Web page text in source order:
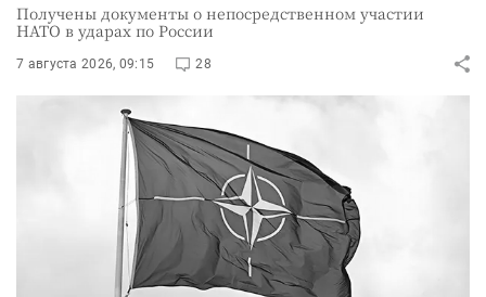
Получены документы о непосредственном участии
НАТО в ударах по России
7 августа 2026, 09:15 28